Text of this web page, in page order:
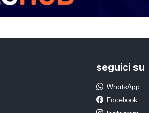
seguici su
WhatsApp
Facebook